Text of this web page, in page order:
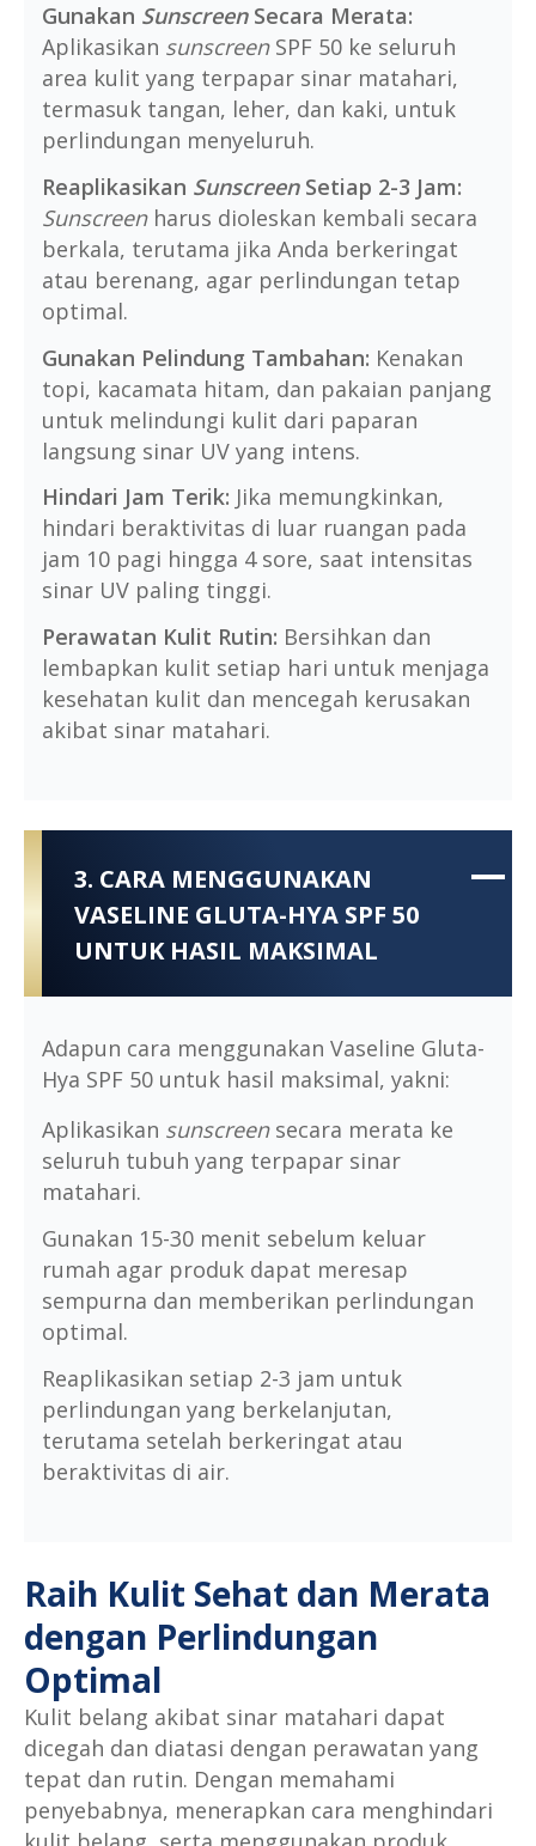
Gunakan SunscreenSecara Merata:
Aplikasikan sunscreenSPF 50 ke seluruh
area kulit yang terpapar sinar matahari,
termasuk tangan, leher, dan kaki, untuk
perlindungan menyeluruh.
Reaplikasikan SunscreenSetiap 2-3 Jam:
Sunscreenharus dioleskan kembali secara
berkala, terutama jika Anda berkeringat
atau berenang, agar perlindungan tetap
optimal.
Gunakan Pelindung Tambahan: Kenakan
topi, kacamata hitam, dan pakaian panjang
untuk melindungi kulit dari paparan
langsung sinar UV yang intens.
Hindari Jam Terik: Jika memungkinkan,
hindari beraktivitas di luar ruangan pada
jam 10 pagi hingga 4 sore, saat intensitas
sinar UV paling tinggi.
Perawatan Kulit Rutin: Bersihkan dan
lembapkan kulit setiap hari untuk menjaga
kesehatan kulit dan mencegah kerusakan
akibat sinar matahari.
3. CARA MENGGUNAKAN
VASELINE GLUTA-HYA SPF 50
UNTUK HASIL MAKSIMAL
Adapun cara menggunakan Vaseline Gluta-
Hya SPF 50 untuk hasil maksimal, yakni:
Aplikasikan sunscreensecara merata ke
seluruh tubuh yang terpapar sinar
matahari.
Gunakan 15-30 menit sebelum keluar
rumah agar produk dapat meresap
sempurna dan memberikan perlindungan
optimal.
Reaplikasikan setiap 2-3 jam untuk
perlindungan yang berkelanjutan,
terutama setelah berkeringat atau
beraktivitas di air.
Raih Kulit Sehat dan Merata
dengan Perlindungan
Optimal
Kulit belang akibat sinar matahari dapat
dicegah dan diatasi dengan perawatan yang
tepat dan rutin. Dengan memahami
penyebabnya, menerapkan cara menghindari